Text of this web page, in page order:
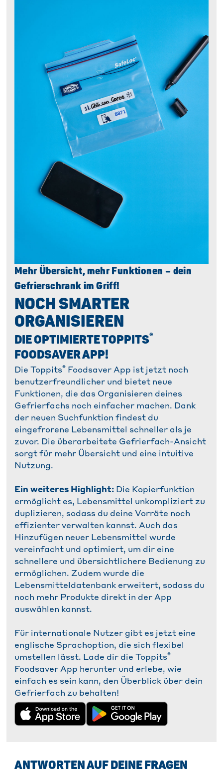
Mehr Übersicht, mehr Funktionen – dein
Gefrierschrank im Griff!
NOCH SMARTER
ORGANISIEREN
DIE OPTIMIERTE TOPPITS®
FOODSAVER APP!
Die Toppits® Foodsaver App ist jetzt noch
benutzerfreundlicher und bietet neue
Funktionen, die das Organisieren deines
Gefrierfachs noch einfacher machen. Dank
der neuen Suchfunktion findest du
eingefrorene Lebensmittel schneller als je
zuvor. Die überarbeitete Gefrierfach-Ansicht
sorgt für mehr Übersicht und eine intuitive
Nutzung.
Ein weiteres Highlight: Die Kopierfunktion
ermöglicht es, Lebensmittel unkompliziert zu
duplizieren, sodass du deine Vorräte noch
effizienter verwalten kannst. Auch das
Hinzufügen neuer Lebensmittel wurde
vereinfacht und optimiert, um dir eine
schnellere und übersichtlichere Bedienung zu
ermöglichen. Zudem wurde die
Lebensmitteldatenbank erweitert, sodass du
noch mehr Produkte direkt in der App
auswählen kannst.
Für internationale Nutzer gibt es jetzt eine
englische Sprachoption, die sich flexibel
umstellen lässt. Lade dir die Toppits®
Foodsaver App herunter und erlebe, wie
einfach es sein kann, den Überblick über dein
Gefrierfach zu behalten!
ANTWORTEN AUF DEINE FRAGEN